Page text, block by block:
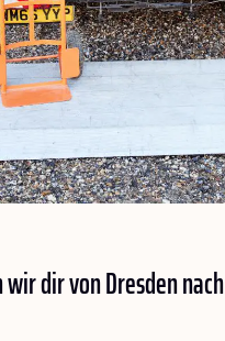
dir von Dresden nach